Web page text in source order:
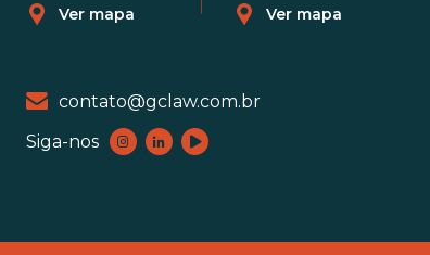
Ver mapa
Ver mapa
contato@gclaw.com.br
Siga-nos